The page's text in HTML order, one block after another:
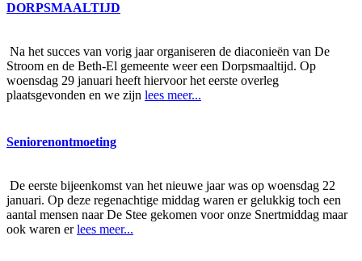
DORPSMAALTIJD
Na het succes van vorig jaar organiseren de diaconieën van De
Stroom en de Beth-El gemeente weer een Dorpsmaaltijd. Op
woensdag 29 januari heeft hiervoor het eerste overleg
plaatsgevonden en we zijn lees meer...
Seniorenontmoeting
De eerste bijeenkomst van het nieuwe jaar was op woensdag 22
januari. Op deze regenachtige middag waren er gelukkig toch een
aantal mensen naar De Stee gekomen voor onze Snertmiddag maar
ook waren erlees meer...